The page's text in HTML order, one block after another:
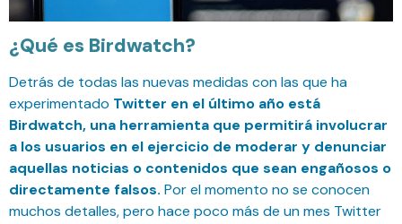
¿Qué es Birdwatch?
Detrás de todas las nuevas medidas con las que ha
experimentado Twitter en el último año está
Birdwatch, una herramienta que permitirá involucrar
a los usuarios en el ejercicio de moderar y denunciar
aquellas noticias o contenidos que sean engañosos o
directamente falsos. Por el momento no se conocen
muchos detalles, pero hace poco más de un mes Twitter